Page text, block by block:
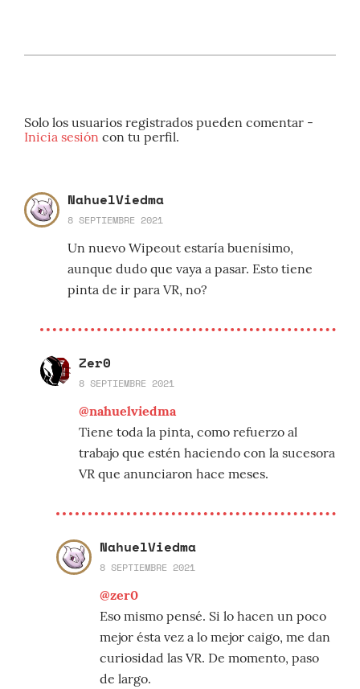
Solo los usuarios registrados pueden comentar -
Inicia sesión con tu perfil.
NahuelViedma
8 SEPTIEMBRE 2021
Un nuevo Wipeout estaría buenísimo,
aunque dudo que vaya a pasar. Esto tiene
pinta de ir para VR, no?
Zer0
8 SEPTIEMBRE 2021
@nahuelviedma
Tiene toda la pinta, como refuerzo al
trabajo que estén haciendo con la sucesora
VR que anunciaron hace meses.
NahuelViedma
8 SEPTIEMBRE 2021
@zer0
Eso mismo pensé. Si lo hacen un poco
mejor ésta vez a lo mejor caigo, me dan
curiosidad las VR. De momento, paso
de largo.